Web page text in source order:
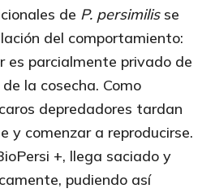
de P. persimilisse
del comportamiento:
es parcialmente privado de
la cosecha. Como
depredadores tardan
y comenzar a reproducirse.
+, llega saciado y
pudiendo así